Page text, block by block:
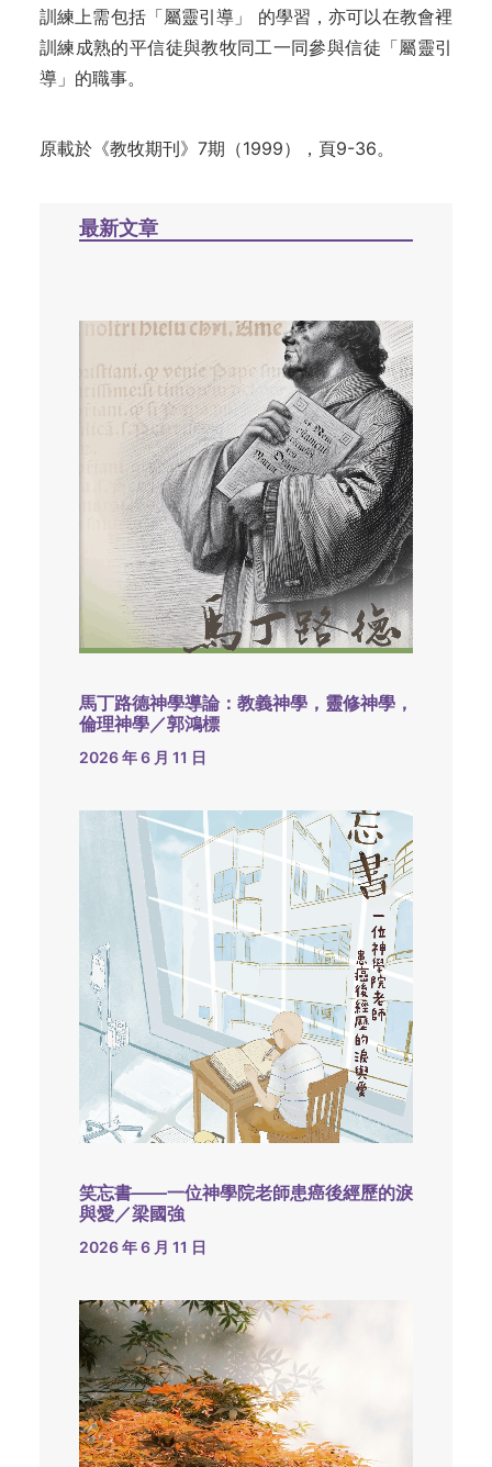
訓練上需包括「屬靈引導」 的學習，亦可以在教會裡
訓練成熟的平信徒與教牧同工一同參與信徒「屬靈引
導」的職事。
原載於《教牧期刊》7期（1999），頁9-36。
最新文章
馬丁路德神學導論：教義神學，靈修神學，
倫理神學／郭鴻標
2026 年 6 月 11 日
笑忘書——一位神學院老師患癌後經歷的淚
與愛／梁國強
2026 年 6 月 11 日